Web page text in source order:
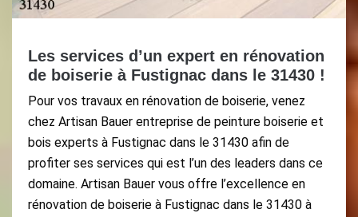
Les services d’un expert en rénovation
de boiserie à Fustignac dans le 31430 !
Pour vos travaux en rénovation de boiserie, venez
chez Artisan Bauer entreprise de peinture boiserie et
bois experts à Fustignac dans le 31430 afin de
profiter ses services qui est l’un des leaders dans ce
domaine. Artisan Bauer vous offre l’excellence en
rénovation de boiserie à Fustignac dans le 31430 à